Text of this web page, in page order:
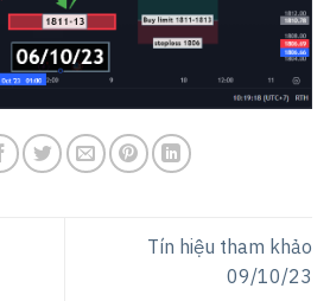
Tín hiệu tham khảo
09/10/23